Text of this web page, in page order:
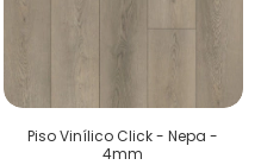
Piso Vinílico Click - Nepa -
4mm